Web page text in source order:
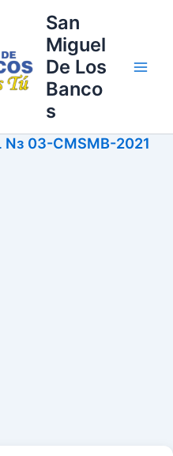
San
Miguel
De Los
Banco
s
Nз 03-CMSMB-2021